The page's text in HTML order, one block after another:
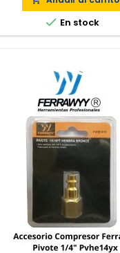
 En stock